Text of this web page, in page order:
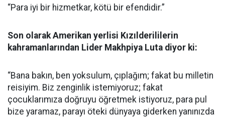
“Para iyi bir hizmetkar, kötü bir efendidir.”
Son olarak Amerikan yerlisi Kızılderililerin
kahramanlarından Lider Makhpiya Luta diyor ki:
“Bana bakın, ben yoksulum, çıplağım; fakat bu milletin
reisiyim. Biz zenginlik istemiyoruz; fakat
çocuklarımıza doğruyu öğretmek istiyoruz, para pul
bize yaramaz, parayı öteki dünyaya giderken yanınızda